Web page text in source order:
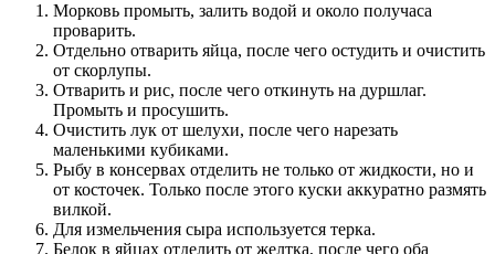
Морковь промыть, залить водой и около получаса
проварить.
Отдельно отварить яйца, после чего остудить и очистить
от скорлупы.
Отварить и рис, после чего откинуть на дуршлаг.
Промыть и просушить.
Очистить лук от шелухи, после чего нарезать
маленькими кубиками.
Рыбу в консервах отделить не только от жидкости, но и
от косточек. Только после этого куски аккуратно размять
вилкой.
Для измельчения сыра используется терка.
Белок в яйцах отделить от желтка, после чего оба